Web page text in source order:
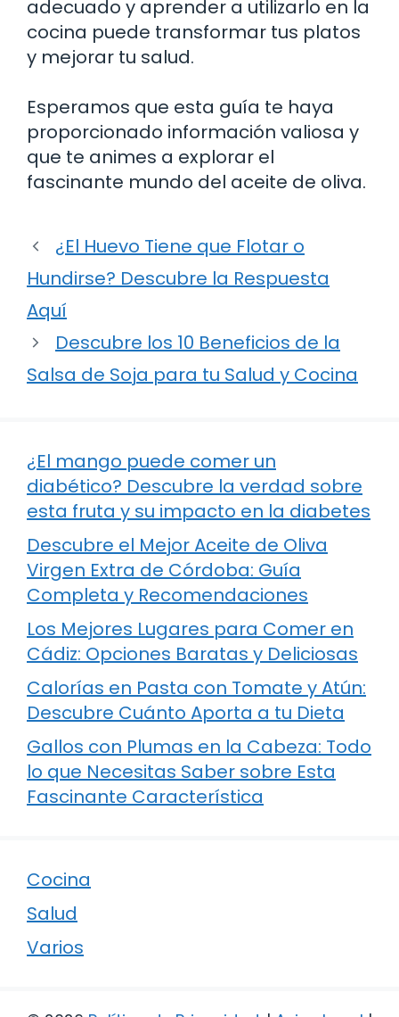
adecuado y aprender a utilizarlo en la
cocina puede transformar tus platos
y mejorar tu salud.
Esperamos que esta guía te haya
proporcionado información valiosa y
que te animes a explorar el
fascinante mundo del aceite de oliva.
¿El Huevo Tiene que Flotar o
Hundirse? Descubre la Respuesta
Aquí
Descubre los 10 Beneficios de la
Salsa de Soja para tu Salud y Cocina
¿El mango puede comer un
diabético? Descubre la verdad sobre
esta fruta y su impacto en la diabetes
Descubre el Mejor Aceite de Oliva
Virgen Extra de Córdoba: Guía
Completa y Recomendaciones
Los Mejores Lugares para Comer en
Cádiz: Opciones Baratas y Deliciosas
Calorías en Pasta con Tomate y Atún:
Descubre Cuánto Aporta a tu Dieta
Gallos con Plumas en la Cabeza: Todo
lo que Necesitas Saber sobre Esta
Fascinante Característica
Cocina
Salud
Varios